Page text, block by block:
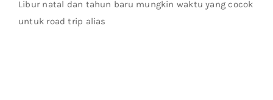
Libur natal dan tahun baru mungkin waktu yang cocok
untuk road trip alias